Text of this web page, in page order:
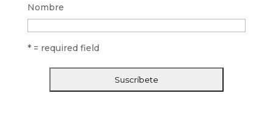
Nombre
* = required field